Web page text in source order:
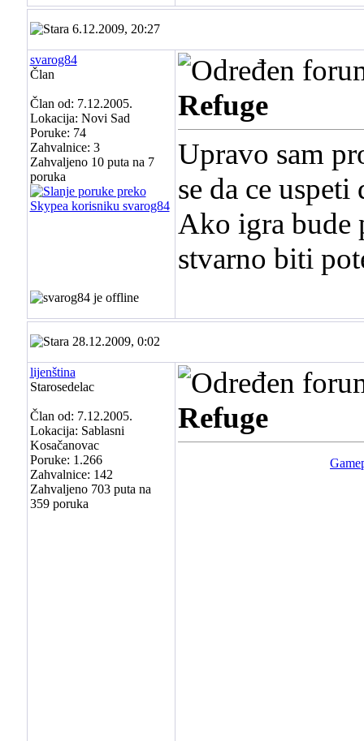
6.12.2009, 20:27
svarog84
Član
Član od: 7.12.2005.
Lokacija: Novi Sad
Poruke: 74
Zahvalnice: 3
Zahvaljeno 10 puta na 7
poruka
Refuge
Upravo sam
se da ce
Ako igra bude
stvarno biti
28.12.2009, 0:02
lijenština
Starosedelac
Član od: 7.12.2005.
Lokacija: Sablasni
Kosačanovac
Poruke: 1.266
Zahvalnice: 142
Zahvaljeno 703 puta na
359 poruka
Refuge